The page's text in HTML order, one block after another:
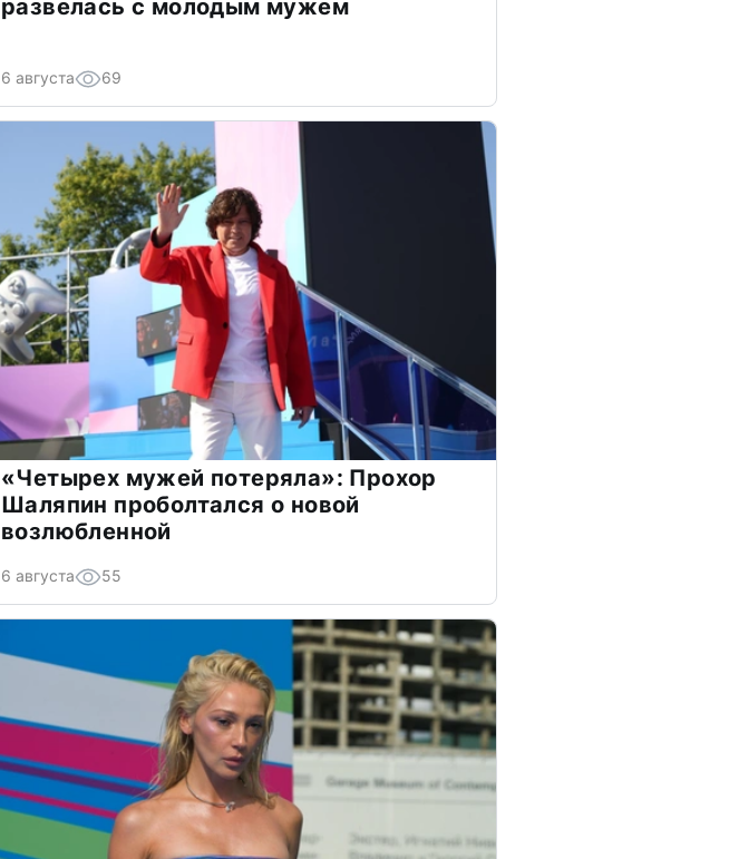
развелась с молодым мужем
6 августа 69
«Четырех мужей потеряла»: Прохор
Шаляпин проболтался о новой
возлюбленной
6 августа 55